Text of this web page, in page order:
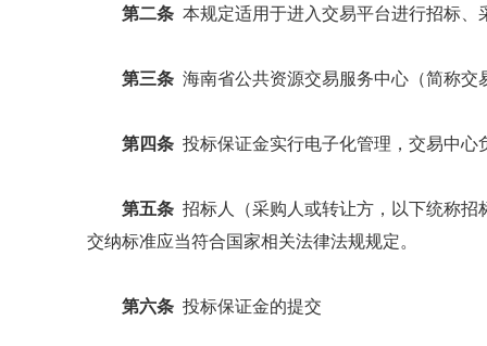
第二条 本规定适用于进入交易平台进行招标
第三条 海南省公共资源交易服务中心（简称
第四条 投标保证金实行电子化管理，交易中
第五条 招标人（采购人或转让方，以下统称
交纳标准应当符合国家相关法律法规规定。
第六条 投标保证金的提交